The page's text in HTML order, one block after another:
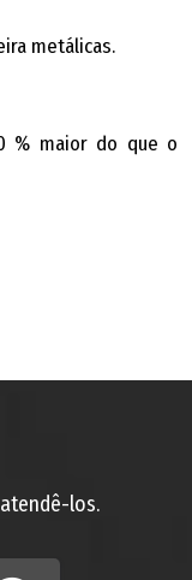
metálicas.
% maior do que o
los.